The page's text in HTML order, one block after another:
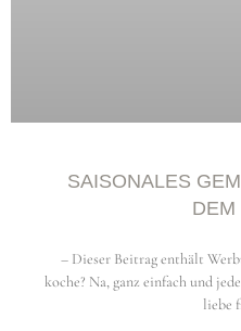
SAISONALES
DEM
– Dieser Beitrag enthält
koche? Na, ganz einfach und
liebe